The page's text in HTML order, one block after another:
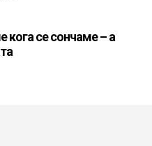
кога се сончаме – а